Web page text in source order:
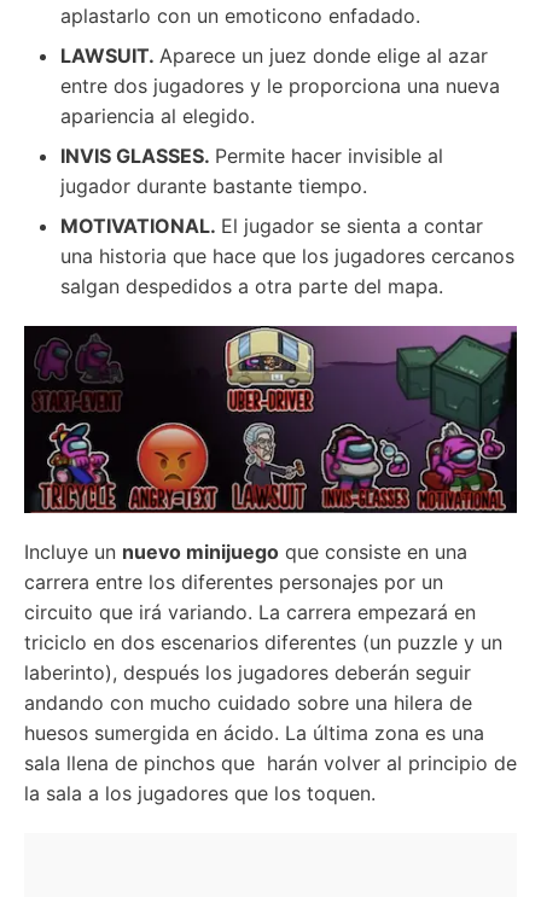
aplastarlo con un emoticono enfadado.
LAWSUIT. Aparece un juez donde elige al azar
entre dos jugadores y le proporciona una nueva
apariencia al elegido.
INVIS GLASSES. Permite hacer invisible al
jugador durante bastante tiempo.
MOTIVATIONAL. El jugador se sienta a contar
una historia que hace que los jugadores cercanos
salgan despedidos a otra parte del mapa.
Incluye un nuevo minijuego que consiste en una
carrera entre los diferentes personajes por un
circuito que irá variando. La carrera empezará en
triciclo en dos escenarios diferentes (un puzzle y un
laberinto), después los jugadores deberán seguir
andando con mucho cuidado sobre una hilera de
huesos sumergida en ácido. La última zona es una
sala llena de pinchos que harán volver al principio de
la sala a los jugadores que los toquen.